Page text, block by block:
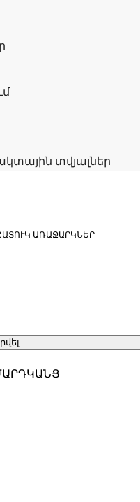
տվյալներ
ԱՌԱՋԱՐԿՆԵՐ